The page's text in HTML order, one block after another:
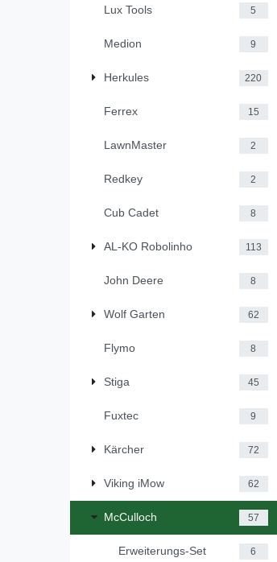
Lux Tools 5
Medion 9
Herkules 220
Ferrex 15
LawnMaster 2
Redkey 2
Cub Cadet 8
AL-KO Robolinho 113
John Deere 8
Wolf Garten 62
Flymo 8
Stiga 45
Fuxtec 9
Kärcher 72
Viking iMow 62
McCulloch 57
Erweiterungs-Set 6